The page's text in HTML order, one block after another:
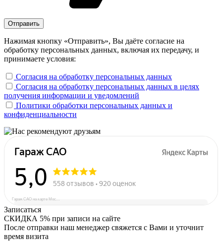
Нажимая кнопку «Отправить», Вы даёте согласие на
обработку персональных данных, включая их передачу, и
принимаете условия:
Согласия на обработку персональных данных
Согласия на обработку персональных данных в целях
получения информации и уведомлений
Политики обработки персональных данных и
конфиденциальности
Гараж САО на карте Москвы — Яндекс Карты
Записаться
СКИДКА 5% при записи на сайте
После отправки наш менеджер свяжется с Вами и уточнит
время визита